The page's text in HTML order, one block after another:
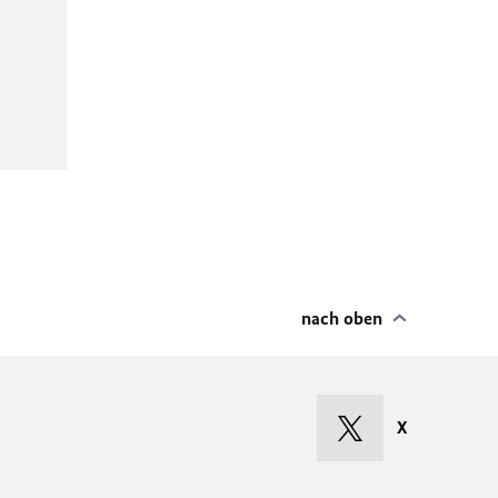
nach oben
X